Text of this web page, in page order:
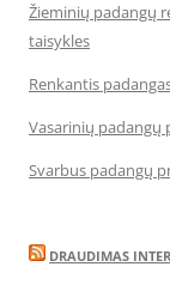
Žieminių padangų
taisykles
Renkantis
Vasarinių
Svarbus padangų
DRAUDIMAS